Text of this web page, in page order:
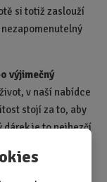
si totiž zaslouží
výjimečný
v naší nabídce
stojí za to, aby
dárek je to nejhezčí